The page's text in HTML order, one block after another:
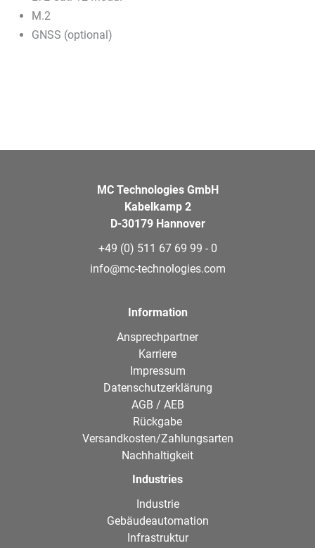
M.2
GNSS (optional)
MC Technologies GmbH
Kabelkamp 2
D-30179 Hannover
+49 (0) 511 67 69 99 - 0
info@mc-technologies.com
Information
Ansprechpartner
Karriere
Impressum
Datenschutzerklärung
AGB / AEB
Rückgabe
Versandkosten/Zahlungsarten
Nachhaltigkeit
Industries
Industrie
Gebäudeautomation
Infrastruktur